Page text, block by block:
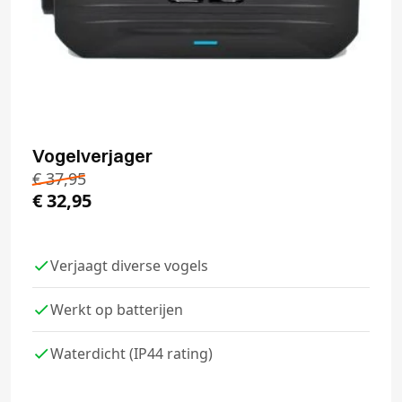
Vogelverjager
€37,95
€32,95
Verjaagt diverse vogels
Werkt op batterijen
Waterdicht (IP44 rating)